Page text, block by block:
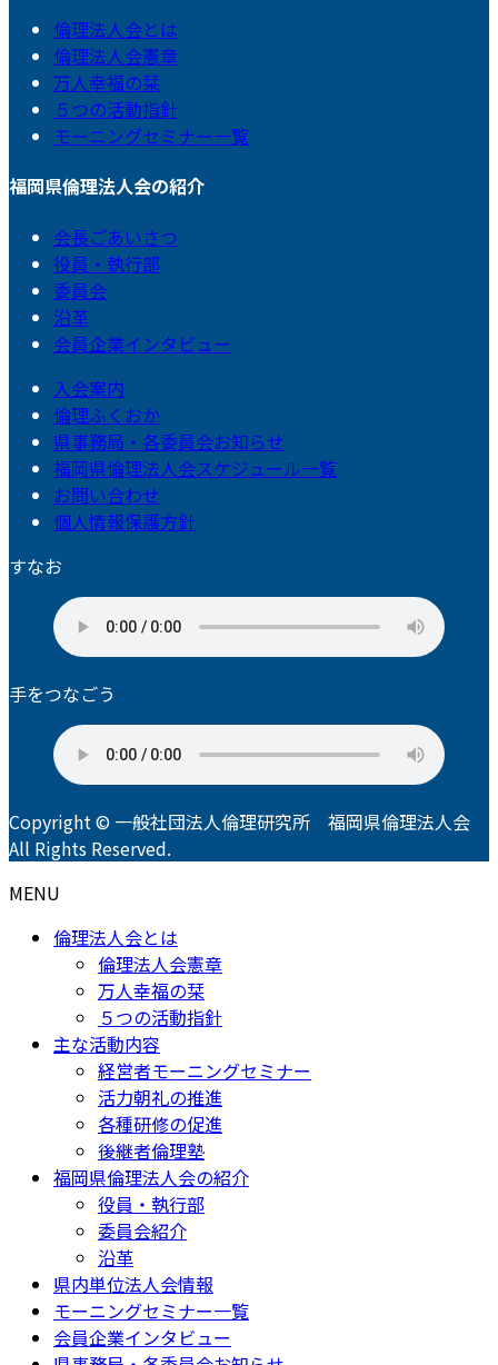
倫理法人会とは
倫理法人会憲章
万人幸福の栞
５つの活動指針
モーニングセミナー一覧
福岡県倫理法人会の紹介
会長ごあいさつ
役員・執行部
委員会
沿革
会員企業インタビュー
入会案内
倫理ふくおか
県事務局・各委員会お知らせ
福岡県倫理法人会スケジュール一覧
お問い合わせ
個人情報保護方針
すなお
手をつなごう
Copyright © 一般社団法人倫理研究所 福岡県倫理法人会
All Rights Reserved.
MENU
倫理法人会とは
倫理法人会憲章
万人幸福の栞
５つの活動指針
主な活動内容
経営者モーニングセミナー
活力朝礼の推進
各種研修の促進
後継者倫理塾
福岡県倫理法人会の紹介
役員・執行部
委員会紹介
沿革
県内単位法人会情報
モーニングセミナー一覧
会員企業インタビュー